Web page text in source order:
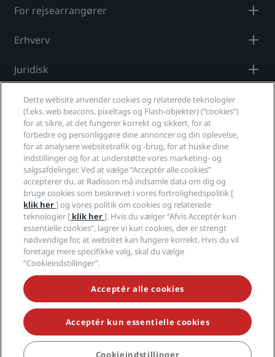
For rejsearrangører
Erhverv
Juridisk
Hjælp
Sociale medier
Radisson Hotels-brands
tiktokinstagram
youtubefacebook
whatsapp
pinterest
threads
twitterlinkedin
GÅ ALDRIG GLIP AF VORES MEST POPULÆRE
TILBUD
© 2026 Radisson Hotel Group.Alle rettigheder forbeholdes. RHG
Radisson Hotel Group, Radisson, Radisson RED, Radisson Blu, Radisson
Collection, Radisson Individuals, Park Plaza, Park Inn, Country Inn &
Suites, Prize by Radisson, Radisson Rewards og Radisson Meetings er
varemærker tilhørende Radisson Hotel Group.
Dette website anvender cookies og relaterede teknologier
(f.eks. web beacons, pixeltags og Flash-objekter) (“cookies”)
for at sikre, at det fungerer korrekt og sikkert, for at
forbedre og personliggøre dine annoncer og din oplevelse,
for at analysere websitetrafik og -brug, for at huske dine
indstillinger og for at understøtte vores marketing- og
salgsafdelinger. Ved at vælge “Acceptér alle cookies”
accepterer du, at Radisson må indsamle data om dig og
bruge cookies som beskrevet i vores fortrolighedspolitik [
klik her] og vores politik om cookies og relaterede
teknologier [ klik her]. Hvis du vælger “Afvis Acceptér kun
essentielle cookies”, lagrer vi kun cookies, der er strengt
nødvendige for, at websitet kan fungere korrekt. Hvis du vil
foretage mere specifikke valg, skal du vælge
“Cookieindstillinger”.
Acceptér alle cookies
Acceptér kun essentielle cookies